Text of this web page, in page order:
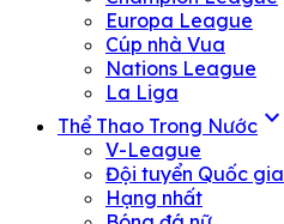
Europa League
Cúp nhà Vua
Nations League
La Liga
Thể Thao Trong Nước expand_more
V-League
Đội tuyển Quốc gia
Hạng nhất